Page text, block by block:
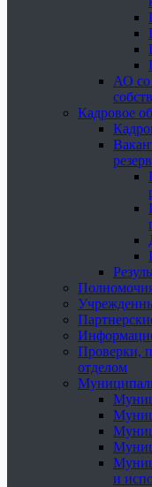
АО со
Кадровое
Проверки,
отделом
и